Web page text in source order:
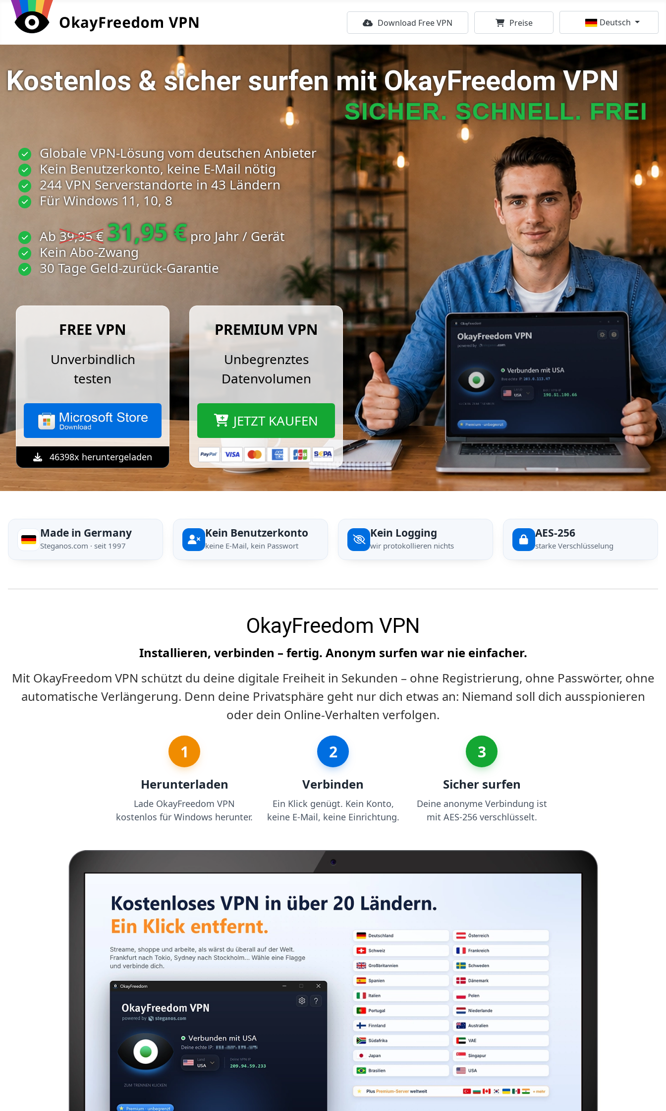
Sprache auswählen
Deutsch
Preise
Download Free VPN
Kostenlos & sicher surfenmit OkayFreedom VPN
SICHER. SCHNELL. FREI
Globale VPN-Lösung vom deutschen Anbieter
Kein Benutzerkonto, keine E-Mail nötig
244 VPN Serverstandorte in 43 Ländern
Für Windows 11, 10, 8
Ab39,95 €31,95 €pro Jahr / Gerät
Kein Abo-Zwang
30 Tage Geld-zurück-Garantie
FREE VPN
Unverbindlich
testen
46398x heruntergeladen
PREMIUM VPN
Unbegrenztes
Datenvolumen
JETZT KAUFEN
Made in Germany
Steganos.com · seit 1997
Kein Benutzerkonto
keine E-Mail, kein Passwort
Kein Logging
wir protokollieren nichts
AES-256
starke Verschlüsselung
OkayFreedom VPN
Installieren, verbinden – fertig. Anonym surfen war nie einfacher.
Mit OkayFreedom VPN schützt du deine digitale Freiheit in Sekunden – ohne Registrierung, ohne Passwörter, ohne
automatische Verlängerung. Denn deine Privatsphäre geht nur dich etwas an: Niemand soll dich ausspionieren
oder dein Online-Verhalten verfolgen.
1
Herunterladen
Lade OkayFreedom VPN
kostenlos für Windows herunter.
2
Verbinden
Ein Klick genügt. Kein Konto,
keine E-Mail, keine Einrichtung.
3
Sicher surfen
Deine anonyme Verbindung ist
mit AES-256 verschlüsselt.